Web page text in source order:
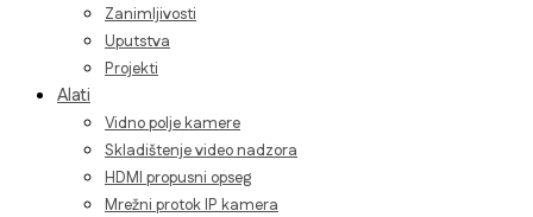
Zanimljivosti
Uputstva
Projekti
Alati
Vidno polje kamere
Skladištenje video nadzora
HDMI propusni opseg
Mrežni protok IP kamera